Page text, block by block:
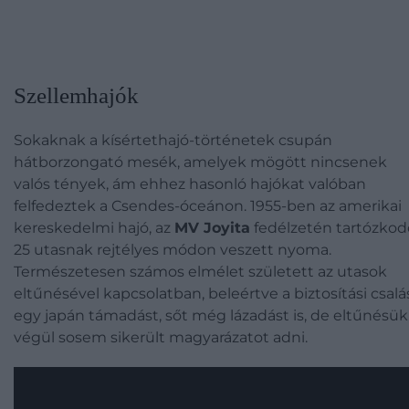
Szellemhajók
Sokaknak a kísértethajó-történetek csupán
hátborzongató mesék, amelyek mögött nincsenek
valós tények, ám ehhez hasonló hajókat valóban
felfedeztek a Csendes-óceánon. 1955-ben az amerikai
kereskedelmi hajó, az MV Joyita fedélzetén
25 utasnak rejtélyes módon veszett nyoma.
Természetesen számos elmélet született az utasok
eltűnésével kapcsolatban, beleértve a biztosítási
egy japán támadást, sőt még lázadást is, de
végül sosem sikerült magyarázatot adni.